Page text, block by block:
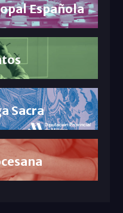
Española
Sacra